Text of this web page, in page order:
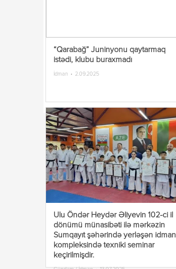
“Qarabağ” Juninyonu qaytarmaq
istədi, klubu buraxmadı
İdman 2.09.2025
Ulu Öndər Heydər Əliyevin 102-ci il
dönümü münasibəti ilə mərkəzin
Sumqayıt şəhərində yerləşən idman
kompleksində texniki seminar
keçirilmişdir.